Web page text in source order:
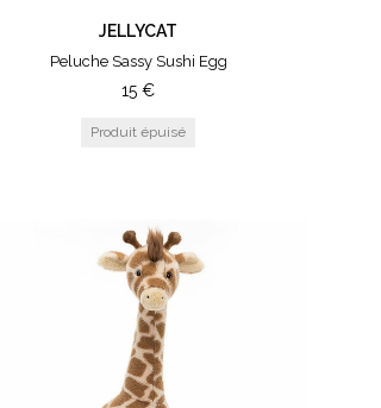
JELLYCAT
Peluche Sassy Sushi Egg
15 €